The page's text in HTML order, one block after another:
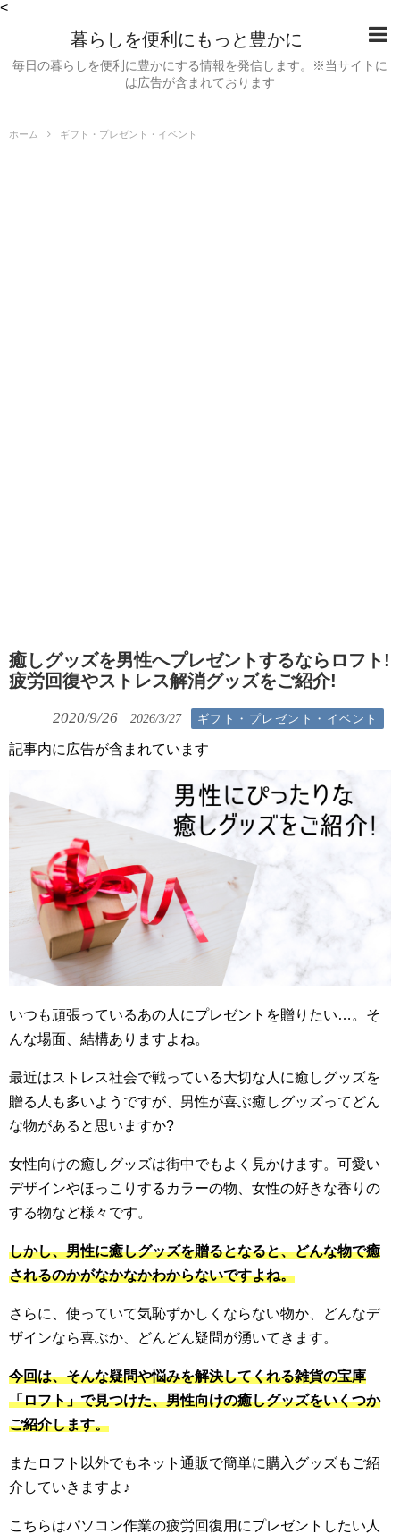
<
暮らしを便利にもっと豊かに
毎日の暮らしを便利に豊かにする情報を発信します。※当サイトに
は広告が含まれております
ホーム ギフト・プレゼント・イベント
癒しグッズを男性へプレゼントするならロフト!
疲労回復やストレス解消グッズをご紹介!
2020/9/26 2026/3/27 ギフト・プレゼント・イベント
記事内に広告が含まれています
いつも頑張っているあの人にプレゼントを贈りたい…。そ
んな場面、結構ありますよね。
最近はストレス社会で戦っている大切な人に癒しグッズを
贈る人も多いようですが、男性が喜ぶ癒しグッズってどん
な物があると思いますか?
女性向けの癒しグッズは街中でもよく見かけます。可愛い
デザインやほっこりするカラーの物、女性の好きな香りの
する物など様々です。
しかし、男性に癒しグッズを贈るとなると、どんな物で癒
されるのかがなかなかわからないですよね。
さらに、使っていて気恥ずかしくならない物か、どんなデ
ザインなら喜ぶか、どんどん疑問が湧いてきます。
今回は、そんな疑問や悩みを解決してくれる雑貨の宝庫
「ロフト」で見つけた、男性向けの癒しグッズをいくつか
ご紹介します。
またロフト以外でもネット通販で簡単に購入グッズもご紹
介していきますよ♪
こちらはパソコン作業の疲労回復用にプレゼントしたい人